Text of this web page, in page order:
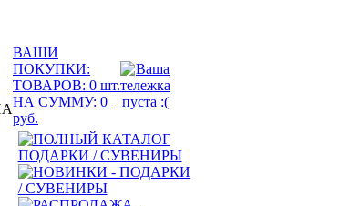
ВАШИ
ПОКУПКИ:
ТОВАРОВ: 0 шт.
НА СУММУ: 0
руб.